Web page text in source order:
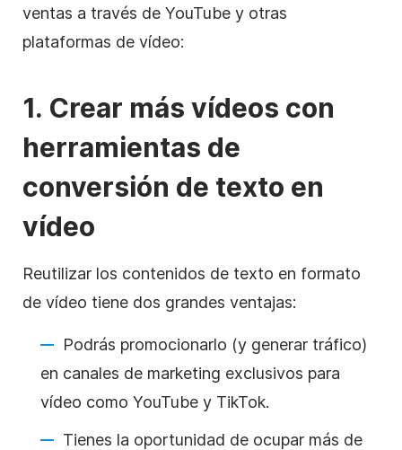
ventas a través de YouTube y otras
plataformas de vídeo:
1. Crear más vídeos con
herramientas de
conversión de texto en
vídeo
Reutilizar los contenidos de texto en formato
de vídeo tiene dos grandes ventajas:
Podrás promocionarlo (y generar tráfico)
en canales de marketing exclusivos para
vídeo como YouTube y TikTok.
Tienes la oportunidad de ocupar más de